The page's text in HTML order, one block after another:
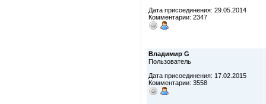
Дата присоединения: 29.05.2014
Комментарии: 2347
Владимир G
Пользователь
Дата присоединения: 17.02.2015
Комментарии: 3558